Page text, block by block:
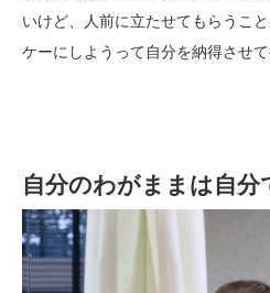
いけど、人前に立たせてもらうこ
ケーにしようって自分を納得させ
自分のわがままは自分